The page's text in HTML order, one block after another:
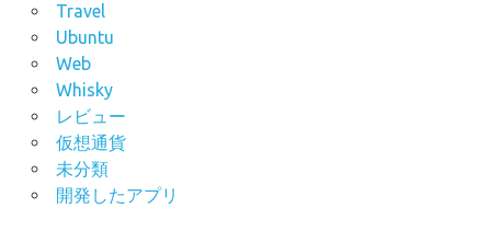
Travel
Ubuntu
Web
Whisky
レビュー
仮想通貨
未分類
開発したアプリ